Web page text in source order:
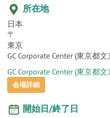
所在地
日本
〒
東京
GC Corporate Center (東京都
GC Corporate Center (東京都
会場詳細
開始日/終了日